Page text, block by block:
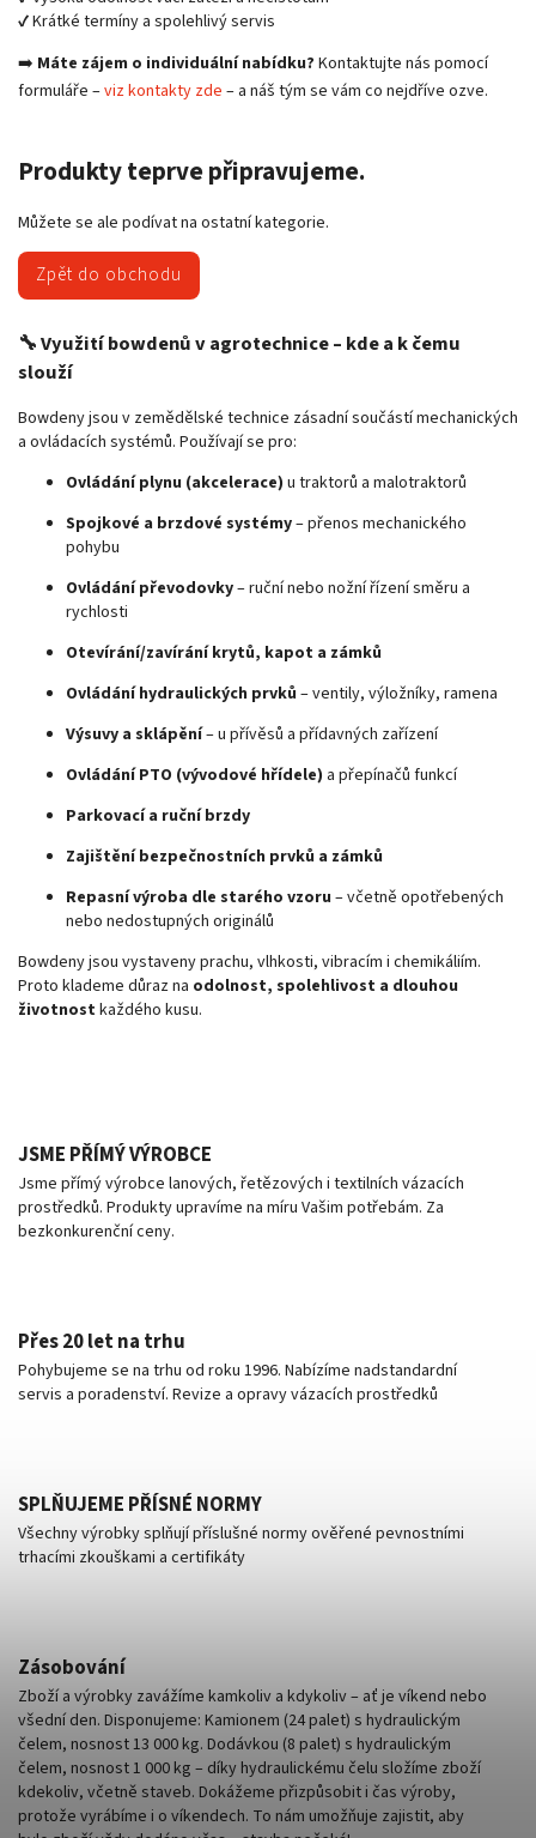
✔️ Krátké termíny a spolehlivý servis
➡️ Máte zájem o individuální nabídku? Kontaktujte nás pomocí
formuláře –viz kontakty zde – a náš tým se vám co nejdříve ozve.
Produkty teprve připravujeme.
Můžete se ale podívat na ostatní kategorie.
Zpět do obchodu
🔧Využití bowdenů v agrotechnice – kde a k čemu
slouží
Bowdeny jsou v zemědělské technice zásadní součástí mechanických
a ovládacích systémů. Používají se pro:
Ovládání plynu (akcelerace) u traktorů a malotraktorů
Spojkové a brzdové systémy– přenos mechanického
pohybu
Ovládání převodovky– ruční nebo nožní řízení směru a
rychlosti
Otevírání/zavírání krytů, kapot a zámků
Ovládání hydraulických prvků – ventily, výložníky, ramena
Výsuvy a sklápění– u přívěsů a přídavných zařízení
Ovládání PTO (vývodové hřídele) a přepínačů funkcí
Parkovací a ruční brzdy
Zajištění bezpečnostních prvků a zámků
Repasní výroba dle starého vzoru – včetně opotřebených
nebo nedostupných originálů
Bowdeny jsou vystaveny prachu, vlhkosti, vibracím i chemikáliím.
Proto klademe důraz na odolnost, spolehlivost a dlouhou
životnostkaždého kusu.
JSME PŘÍMÝ VÝROBCE
Jsme přímý výrobce lanových, řetězových i textilních vázacích
prostředků. Produkty upravíme na míru Vašim potřebám. Za
bezkonkurenční ceny.
Přes 20 let na trhu
Pohybujeme se na trhu od roku 1996. Nabízíme nadstandardní
servis a poradenství. Revize a opravy vázacích prostředků
SPLŇUJEME PŘÍSNÉ NORMY
Všechny výrobky splňují příslušné normy ověřené pevnostními
trhacími zkouškami a certifikáty
Zásobování
Zboží a výrobky zavážíme kamkoliv a kdykoliv – ať je víkend nebo
všední den. Disponujeme: Kamionem (24 palet) s hydraulickým
čelem, nosnost 13 000 kg. Dodávkou (8 palet) s hydraulickým
čelem, nosnost 1 000 kg – díky hydraulickému čelu složíme zboží
kdekoliv, včetně staveb. Dokážeme přizpůsobit i čas výroby,
protože vyrábíme i o víkendech. To nám umožňuje zajistit, aby